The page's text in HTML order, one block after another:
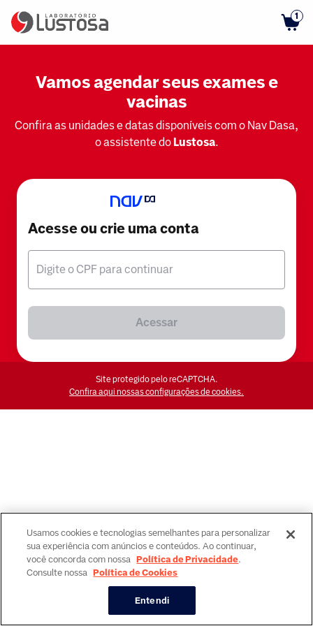
1
Vamos agendar seus exames e
vacinas
Confira as unidades e datas disponíveis com o Nav Dasa,
o assistente do Lustosa.
Acesse ou crie uma conta
Digite o CPF para continuar
Acessar
Site protegido pelo reCAPTCHA.
Confira aqui nossas configurações de cookies.
Usamos cookies e tecnologias semelhantes para personalizar
sua experiência com anúncios e conteúdos. Ao continuar,
você concorda com nossa Política de Privacidade.
Consulte nossa Política de Cookies
Entendi